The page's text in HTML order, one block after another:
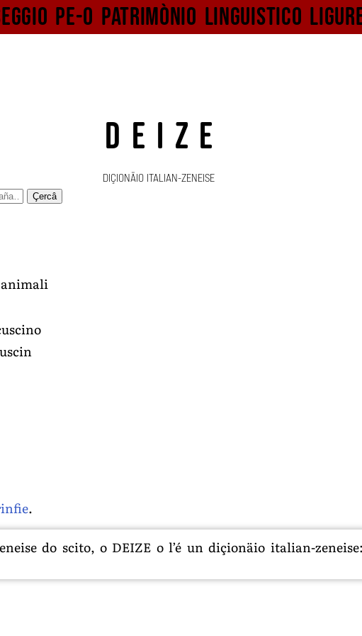
pe-o patrimònio linguistico
DEIZE
DIÇIONÄIO ITALIAN-ZENEISE
Çercâ
.
do scito, o DEIZE o l’é un diçionäio italian-